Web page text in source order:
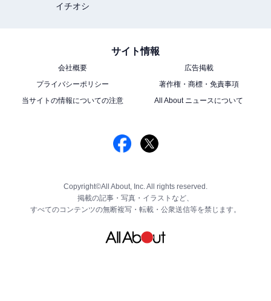
イチオシ
サイト情報
会社概要
広告掲載
プライバシーポリシー
著作権・商標・免責事項
当サイトの情報についての注意
All About ニュースについて
Copyright©All About, Inc. All rights reserved.
掲載の記事・写真・イラストなど、
すべてのコンテンツの無断複写・転載・公衆送信等を禁じます。